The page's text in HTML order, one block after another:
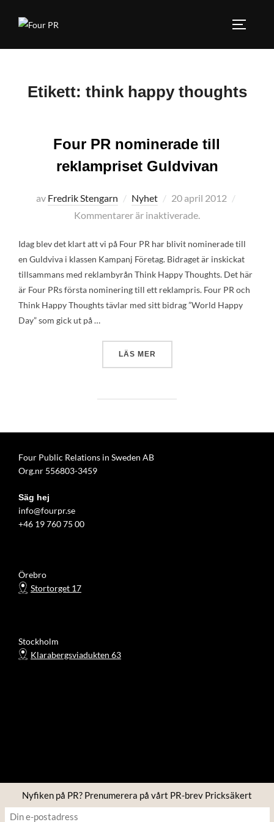
Etikett: think happy thoughts
Four PR nominerade till
reklampriset Guldvivan
av Fredrik Stengarn Nyhet
Publicerat
den
20 april 2012
Kommentarer är inaktiverade.
Idag blev det klart att vi på Four PR har blivit nominerade till
en Guldviva i klassen Kampanj Företag. Bidraget är inskickat
tillsammans med reklambyrån Think Happy Thoughts. Det här
är Four PRs första nominering till ett reklampris. Four PR och
Think Happy Thoughts tävlar med sitt bidrag ”World Happy
Day” som gick ut på …
LÄS MER
Four Public Relations in Sweden AB
Org.nr 556803-3459
Säg hej
info@fourpr.se
+46 19 760 75 00
Örebro
Stortorget 17
Stockholm
Klarabergsviadukten 63
Copyright © 2026 Four PR
Nyfiken på PR? Prenumerera på vårt PR-brev Pricksäkert